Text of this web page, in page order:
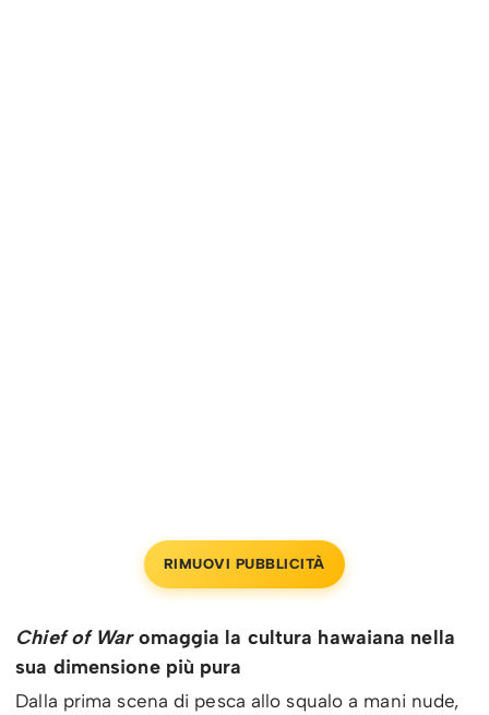
RIMUOVI PUBBLICITÀ
Chief of Waromaggia la cultura hawaiana nella
sua dimensione più pura
Dalla prima scena di pesca allo squalo a mani nude,